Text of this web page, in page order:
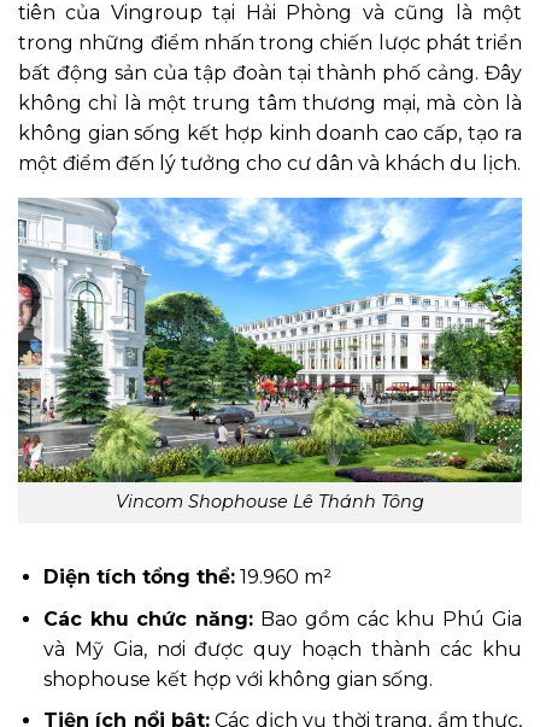
tiên của Vingroup tại Hải Phòng và cũng là một
trong những điểm nhấn trong chiến lược phát triển
bất động sản của tập đoàn tại thành phố cảng. Đây
không chỉ là một trung tâm thương mại, mà còn là
không gian sống kết hợp kinh doanh cao cấp, tạo ra
một điểm đến lý tưởng cho cư dân và khách du lịch.
Vincom Shophouse Lê Thánh Tông
Diện tích tổng thể:19.960 m²
Các khu chức năng: Bao gồm các khu Phú Gia
và Mỹ Gia, nơi được quy hoạch thành các khu
shophouse kết hợp với không gian sống.
Tiện ích nổi bật: Các dịch vụ thời trang, ẩm thực,